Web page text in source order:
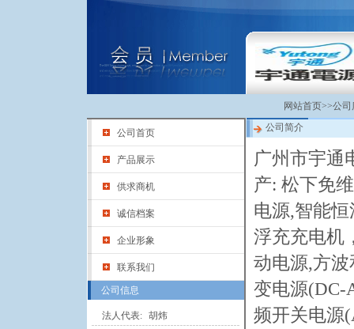
网站首页>>公司
公司首页
产品展示
供求商机
诚信档案
企业形象
联系我们
公司信息
法人代表: 胡炜
公司简介
广州市宇通
产: 松下免
电源,智能
浮充充电机
动电源,方
变电源(DC-
频开关电源